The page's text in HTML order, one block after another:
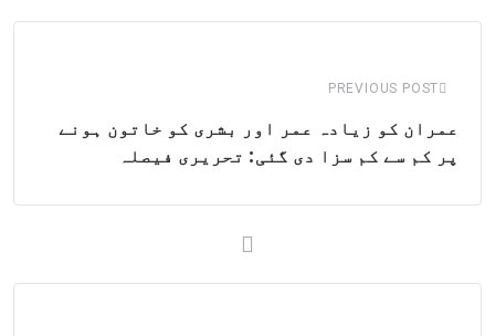
PREVIOUS POST
عمران کو زیادہ عمر اور بشری کو خاتون ہونے
پر کم سے کم سزا دی گئی: تحریری فیصلہ